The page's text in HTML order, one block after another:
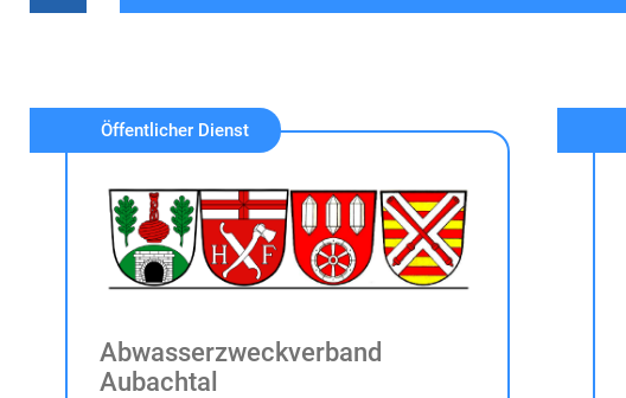
Öffentlicher Dienst
Abwasserzweckverband
Aubachtal